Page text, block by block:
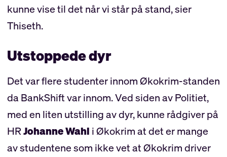
kunne vise til det når vi står på stand, sier
Thiseth.
Utstoppede dyr
Det var flere studenter innom Økokrim-standen
da BankShift var innom. Ved siden av Politiet,
med en liten utstilling av dyr, kunne rådgiver på
HRJohanne Wahl i Økokrim at det er mange
av studentene som ikke vet at Økokrim driver